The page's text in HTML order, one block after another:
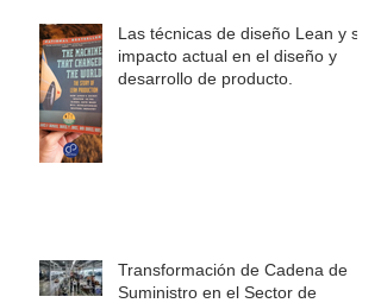
Las técnicas de diseño Lean y su
impacto actual en el diseño y
desarrollo de producto.
Transformación de Cadena de
Suministro en el Sector de